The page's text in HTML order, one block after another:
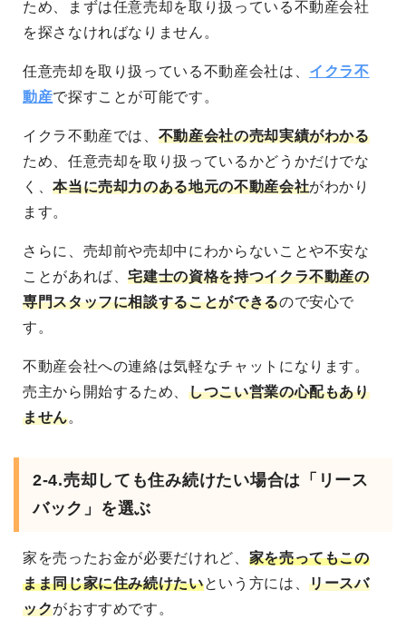
ため、まずは任意売却を取り扱っている不動産会社
を探さなければなりません。
任意売却を取り扱っている不動産会社は、 イクラ不
動産で探すことが可能です。
イクラ不動産では、 不動産会社の売却実績がわかる
ため、任意売却を取り扱っているかどうかだけでな
く、本当に売却力のある地元の不動産会社がわかり
ます。
さらに、売却前や売却中にわからないことや不安な
ことがあれば、宅建士の資格を持つイクラ不動産の
専門スタッフに相談することができるので安心で
す。
不動産会社への連絡は気軽なチャットになります。
売主から開始するため、しつこい営業の心配もあり
ません。
2-4.売却しても住み続けたい場合は「リース
バック」を選ぶ
家を売ったお金が必要だけれど、 家を売ってもこの
まま同じ家に住み続けたいという方には、リースバ
ックがおすすめです。